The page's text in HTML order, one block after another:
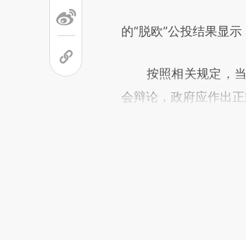
的“脱欧”公投结果显
按照相关规定，当
会辩论，政府应作出正